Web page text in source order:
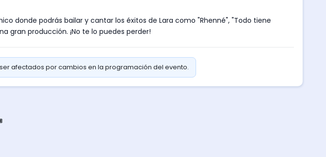
donde podrás bailar y cantar los éxitos de Lara como "Rhenné", "Todo tiene
gran producción. ¡No te lo puedes perder!
afectados por cambios en la programación del evento.